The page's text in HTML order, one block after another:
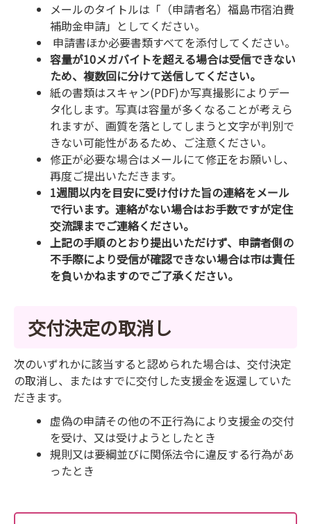
メールのタイトルは「（申請者名）福島市宿泊費
補助金申請」としてください。
申請書ほか必要書類すべてを添付してください。
容量が10メガバイトを超える場合は受信できない
ため、複数回に分けて送信してください。
紙の書類はスキャン(PDF)か写真撮影によりデー
タ化します。写真は容量が多くなることが考えら
れますが、画質を落としてしまうと文字が判別で
きない可能性があるため、ご注意ください。
修正が必要な場合はメールにて修正をお願いし、
再度ご提出いただきます。
1週間以内を目安に受け付けた旨の連絡をメール
で行います。連絡がない場合はお手数ですが定住
交流課までご連絡ください。
上記の手順のとおり提出いただけず、申請者側の
不手際により受信が確認できない場合は市は責任
を負いかねますのでご了承ください。
交付決定の取消し
次のいずれかに該当すると認められた場合は、交付決定
の取消し、またはすでに交付した支援金を返還していた
だきます。
虚偽の申請その他の不正行為により支援金の交付
を受け、又は受けようとしたとき
規則又は要綱並びに関係法令に違反する行為があ
ったとき